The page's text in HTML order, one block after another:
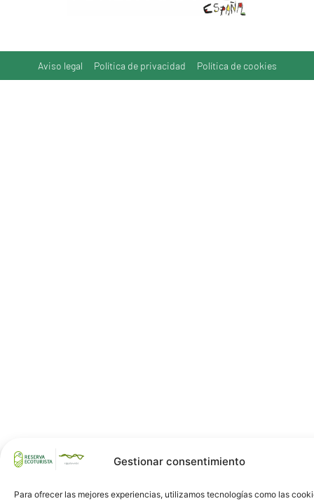
Gestionar consentimiento
Para ofrecer las mejores experiencias, utilizamos tecnologías como las
Aviso legal Política de privacidad Política de cookies